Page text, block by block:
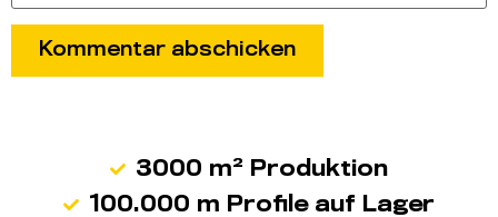
3000 m² Produktion
100.000 m Profile auf Lager